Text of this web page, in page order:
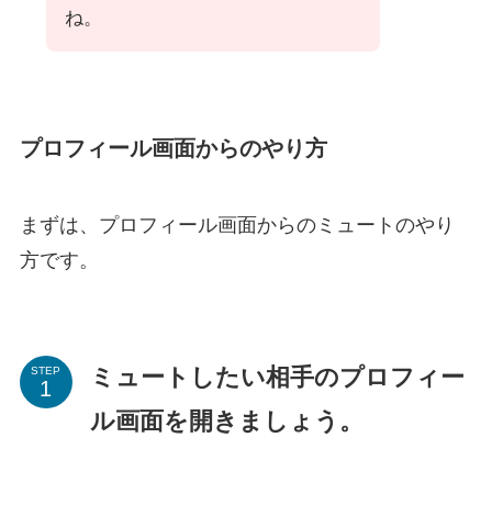
ね。
プロフィール画面からのやり方
まずは、プロフィール画面からのミュートのやり
方です。
STEP
ミュートしたい相手のプロフィー
ル画面を開きましょう。